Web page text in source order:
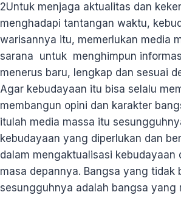
2Untuk menjaga aktualitas dan
menghadapi tantangan waktu,
warisannya itu, memerlukan media
sarana untuk menghimpun
menerus baru, lengkap dan sesuai
Agar kebudayaan itu bisa selalu
membangun opini dan karakter
itulah media massa itu
kebudayaan yang diperlukan dan
dalam mengaktualisasi kebudayaan
masa depannya. Bangsa yang tidak
sesungguhnya adalah bangsa yang